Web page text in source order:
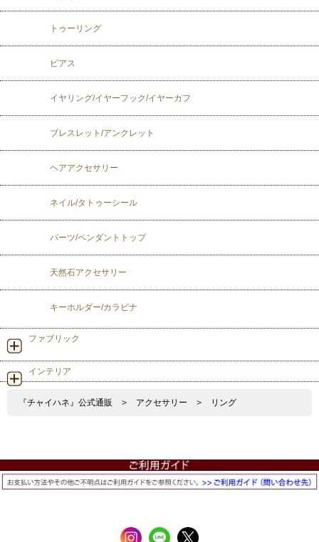
トゥーリング
ピアス
イヤリング/イヤーフック/イヤーカフ
ブレスレット/アンクレット
ヘアアクセサリー
ネイル/タトゥーシール
パーツ/ペンダントトップ
天然石アクセサリー
キーホルダー/カラビナ
ファブリック
インテリア
『チャイハネ』公式通販 > アクセサリー > リング